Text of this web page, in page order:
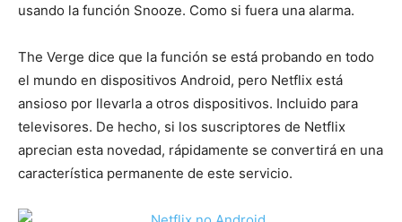
usando la función Snooze. Como si fuera una alarma.
The Verge dice que la función se está probando en todo
el mundo en dispositivos Android, pero Netflix está
ansioso por llevarla a otros dispositivos. Incluido para
televisores. De hecho, si los suscriptores de Netflix
aprecian esta novedad, rápidamente se convertirá en una
característica permanente de este servicio.